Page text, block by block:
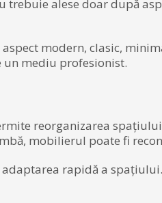
alese doar după
modern, clasic,
un mediu profesionist.
reorganizarea
mobilierul poate fi
rapidă a